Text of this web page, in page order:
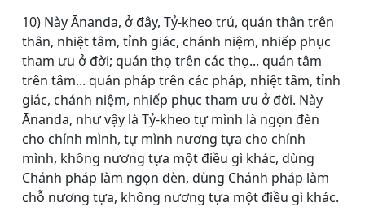
10) Này Ānanda, ở đây, Tỷ-kheo trú, quán thân trên
thân, nhiệt tâm, tỉnh giác, chánh niệm, nhiếp phục
tham ưu ở đời; quán thọ trên các thọ... quán tâm
trên tâm... quán pháp trên các pháp, nhiệt tâm, tỉnh
giác, chánh niệm, nhiếp phục tham ưu ở đời. Này
Ānanda, như vậy là Tỷ-kheo tự mình là ngọn đèn
cho chính mình, tự mình nương tựa cho chính
mình, không nương tựa một điều gì khác, dùng
Chánh pháp làm ngọn đèn, dùng Chánh pháp làm
chỗ nương tựa, không nương tựa một điều gì khác.